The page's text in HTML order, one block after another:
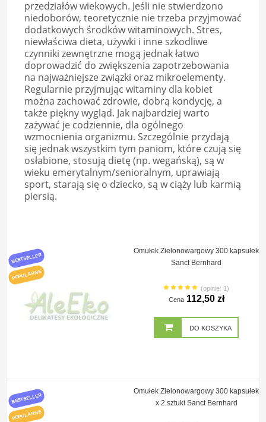
przedziałów wiekowych. Jeśli nie stwierdzono
niedoborów, teoretycznie nie trzeba przyjmować
dodatkowych środków witaminowych. Stres,
niewłaściwa dieta, używki i inne szkodliwe
czynniki zewnętrzne mogą jednak łatwo
doprowadzić do zwiększenia zapotrzebowania
na najważniejsze związki oraz mikroelementy.
Regularnie przyjmując witaminy dla kobiet
można zachować zdrowie, dobrą kondycję, a
także piękny wygląd. Jak najbardziej warto
zażywać je codziennie, dla ogólnego
wzmocnienia organizmu. Szczególnie przydają
się jednak wszystkim tym paniom, które czują się
osłabione, stosują dietę (np. wegańską), są w
wieku emerytalnym/senioralnym, uprawiają
sport, starają się o dziecko, są w ciąży lub karmią
piersią.
BESTSELLER
POPULARNE
Omułek Zielonowargowy 300 kapsułek
Sanct Bernhard
(opinie: 1)
Cena 112,50 zł
DO KOSZYKA
BESTSELLER
POPULARNE
Omułek Zielonowargowy 300 kapsułek
x 2 sztuki Sanct Bernhard